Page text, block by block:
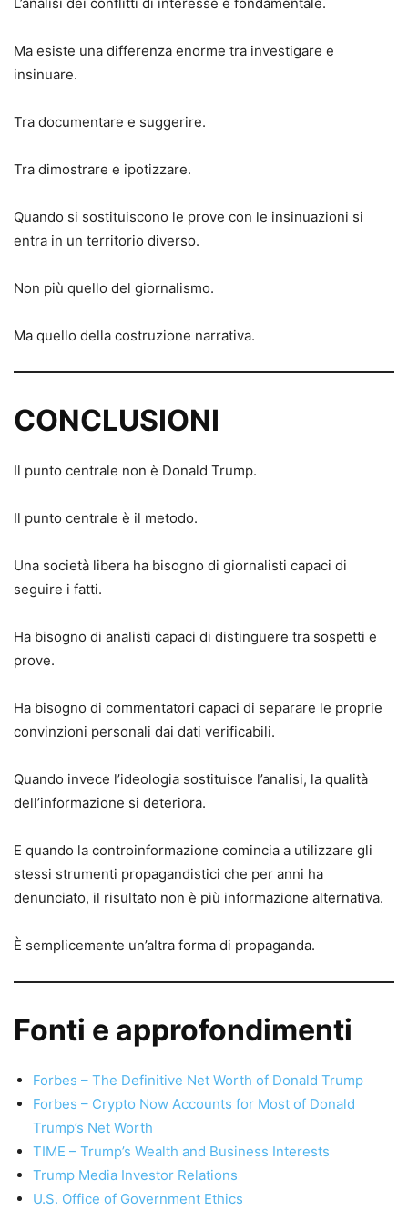
Ma esiste una differenza enorme tra investigare e
insinuare.
Tra documentare e suggerire.
Tra dimostrare e ipotizzare.
Quando si sostituiscono le prove con le insinuazioni si
entra in un territorio diverso.
Non più quello del giornalismo.
Ma quello della costruzione narrativa.
CONCLUSIONI
Il punto centrale non è Donald Trump.
Il punto centrale è il metodo.
Una società libera ha bisogno di giornalisti capaci di
seguire i fatti.
Ha bisogno di analisti capaci di distinguere tra sospetti e
prove.
Ha bisogno di commentatori capaci di separare le proprie
convinzioni personali dai dati verificabili.
Quando invece l’ideologia sostituisce l’analisi, la qualità
dell’informazione si deteriora.
E quando la controinformazione comincia a utilizzare gli
stessi strumenti propagandistici che per anni ha
denunciato, il risultato non è più informazione alternativa.
È semplicemente un’altra forma di propaganda.
Fonti e approfondimenti
Forbes – The Definitive Net Worth of Donald Trump
Forbes – Crypto Now Accounts for Most of Donald
Trump’s Net Worth
TIME – Trump’s Wealth and Business Interests
Trump Media Investor Relations
U.S. Office of Government Ethics